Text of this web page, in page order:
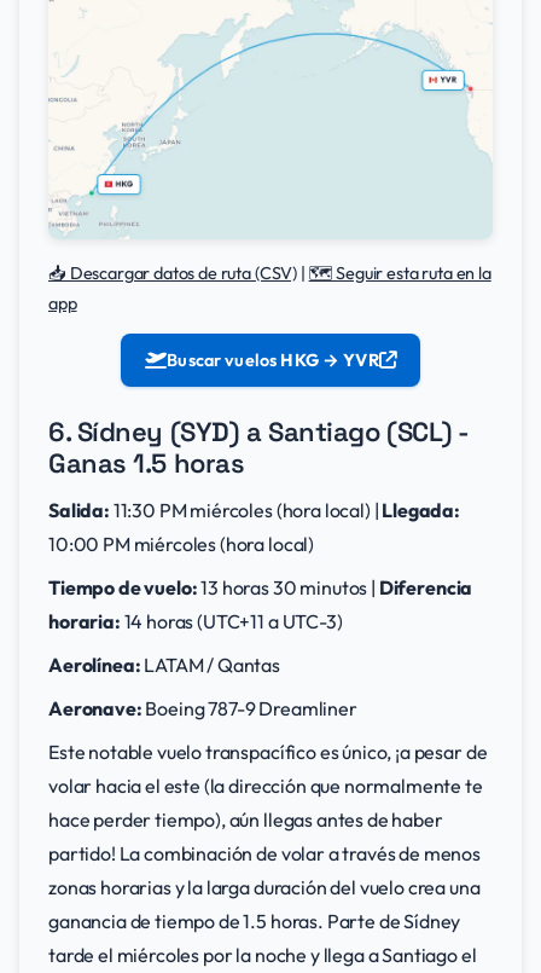
📥 Descargar datos de ruta (CSV) | 🗺️ Seguir esta ruta en la
app
Buscar vuelos HKG → YVR
6. Sídney (SYD) a Santiago (SCL) -
Ganas 1.5 horas
Salida: 11:30 PM miércoles (hora local) | Llegada:
10:00 PM miércoles (hora local)
Tiempo de vuelo:13 horas 30 minutos | Diferencia
horaria: 14 horas (UTC+11 a UTC-3)
Aerolínea: LATAM / Qantas
Aeronave: Boeing 787-9 Dreamliner
Este notable vuelo transpacífico es único, ¡a pesar de
volar hacia el este (la dirección que normalmente te
hace perder tiempo), aún llegas antes de haber
partido! La combinación de volar a través de menos
zonas horarias y la larga duración del vuelo crea una
ganancia de tiempo de 1.5 horas. Parte de Sídney
tarde el miércoles por la noche y llega a Santiago el